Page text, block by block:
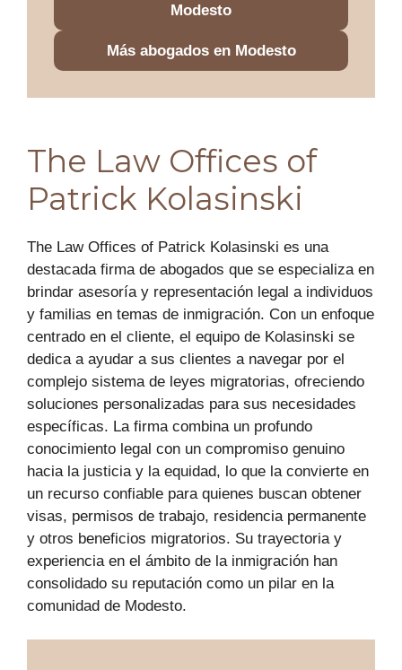
Modesto
Más abogados en Modesto
The Law Offices of
Patrick Kolasinski
The Law Offices of Patrick Kolasinski es una
destacada firma de abogados que se especializa en
brindar asesoría y representación legal a individuos
y familias en temas de inmigración. Con un enfoque
centrado en el cliente, el equipo de Kolasinski se
dedica a ayudar a sus clientes a navegar por el
complejo sistema de leyes migratorias, ofreciendo
soluciones personalizadas para sus necesidades
específicas. La firma combina un profundo
conocimiento legal con un compromiso genuino
hacia la justicia y la equidad, lo que la convierte en
un recurso confiable para quienes buscan obtener
visas, permisos de trabajo, residencia permanente
y otros beneficios migratorios. Su trayectoria y
experiencia en el ámbito de la inmigración han
consolidado su reputación como un pilar en la
comunidad de Modesto.